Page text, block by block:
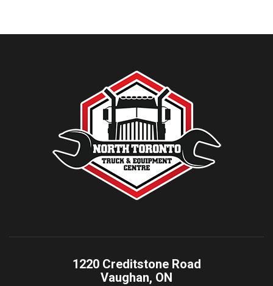
1220 Creditstone Road
Vaughan, ON